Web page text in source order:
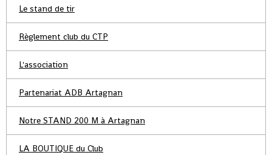
Le stand de tir
Règlement club du CTP
L'association
Partenariat ADB Artagnan
Notre STAND 200 M à Artagnan
LA BOUTIQUE du Club